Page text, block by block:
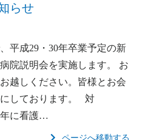
らせ
平成29・30年卒業予定の新
院説明会を実施します。 お
越しください。皆様とお会
しております。 対
に看護…
ページへ移動する